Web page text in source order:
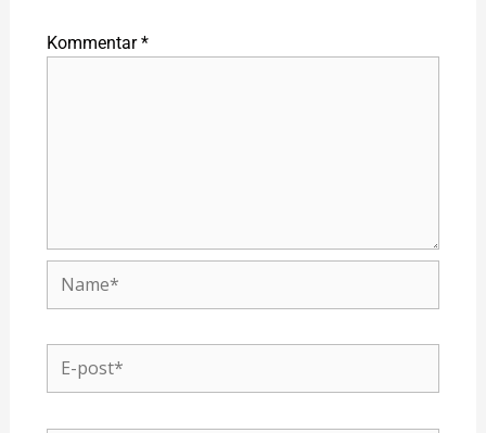
Kommentar*
post*